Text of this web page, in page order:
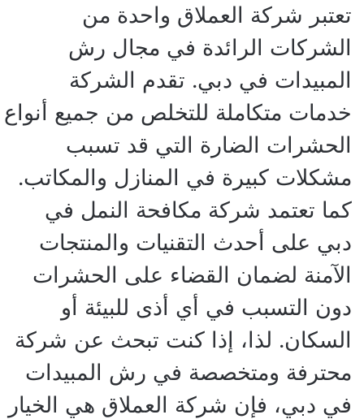
تعتبر شركة العملاق واحدة من
الشركات الرائدة في مجال رش
المبيدات في دبي. تقدم الشركة
خدمات متكاملة للتخلص من جميع أنواع
الحشرات الضارة التي قد تسبب
مشكلات كبيرة في المنازل والمكاتب.
كما تعتمد شركة مكافحة النمل في
دبي على أحدث التقنيات والمنتجات
الآمنة لضمان القضاء على الحشرات
دون التسبب في أي أذى للبيئة أو
السكان. لذا، إذا كنت تبحث عن شركة
محترفة ومتخصصة في رش المبيدات
في دبي، فإن شركة العملاق هي الخيار